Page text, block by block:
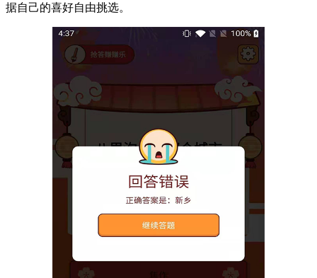
据自己的喜好自由挑选。